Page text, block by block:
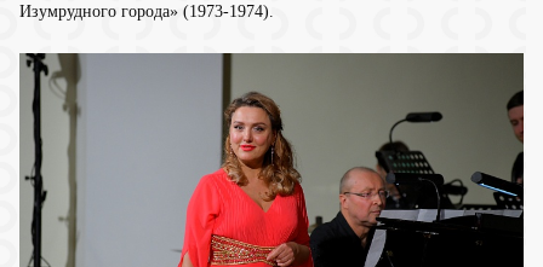
Изумрудного города» (1973-1974).